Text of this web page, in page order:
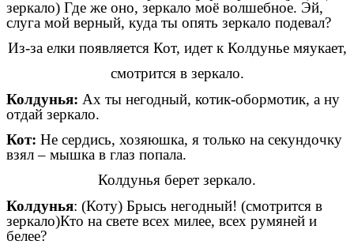
зеркало) Где же оно, зеркало моё волшебное. Эй,
слуга мой верный, куда ты опять зеркало подевал?
Из-за елки появляется Кот, идет к Колдунье мяукает,
смотрится в зеркало.
Колдунья: Ах ты негодный, котик-обормотик, а ну
отдай зеркало.
Кот: Не сердись, хозяюшка, я только на секундочку
взял – мышка в глаз попала.
Колдунья берет зеркало.
Колдунья: (Коту) Брысь негодный! (смотрится в
зеркало)Кто на свете всех милее, всех румяней и
белее?